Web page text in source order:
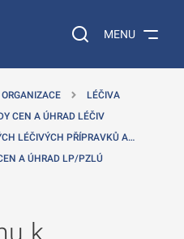
Vyhledávání na
MENU
LÉČIVA
CEN A ÚHRAD LÉČIV
LÉČIVÝCH PŘÍPRAVKŮ A…
A ÚHRAD LP/PZLÚ
k